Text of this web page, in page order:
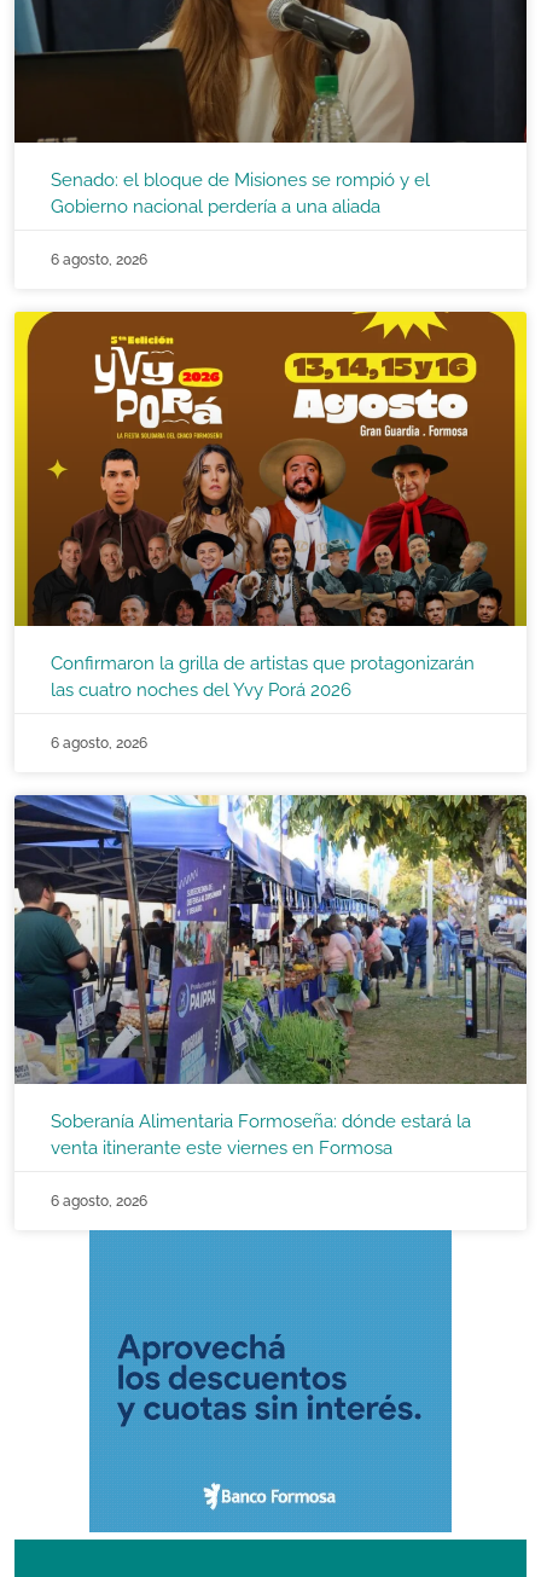
Senado: el bloque de Misiones se rompió y el
Gobierno nacional perdería a una aliada
6 agosto, 2026
Confirmaron la grilla de artistas que protagonizarán
las cuatro noches del Yvy Porá 2026
6 agosto, 2026
Soberanía Alimentaria Formoseña: dónde estará la
venta itinerante este viernes en Formosa
6 agosto, 2026